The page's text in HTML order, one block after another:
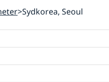
Sydkorea, Seoul